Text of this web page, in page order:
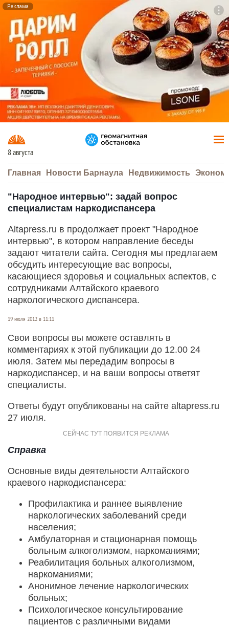
Реклама
8 августа
Главная Новости Барнаула Недвижимость
"Народное интервью": задай вопрос
специалистам наркодиспансера
Аltapress.ru в продолжает проект "Народное
интервью", в котором направление беседы
задают читатели сайта. Сегодня мы предлагаем
обсудить интересующие вас вопросы,
касающиеся здоровья и социальных аспектов, с
сотрудниками Алтайского краевого
наркологического диспансера.
19 июля 2012 в 11:11
Свои вопросы вы можете оставлять в
комментариях к этой публикации до 12.00 24
июля. Затем мы передадим вопросы в
наркодиспансер, и на ваши вопросы ответят
специалисты.
Ответы будут опубликованы на сайте altapress.ru
27 июля.
Справка
Основные виды деятельности Алтайского
краевого наркодиспансера:
Профилактика и раннее выявление
наркологических заболеваний среди
населения;
Амбулаторная и стационарная помощь
больным алкоголизмом, наркоманиями;
Реабилитация больных алкоголизмом,
наркоманиями;
Анонимное лечение наркологических
больных;
Психологическое консультирование
пациентов с различными видами